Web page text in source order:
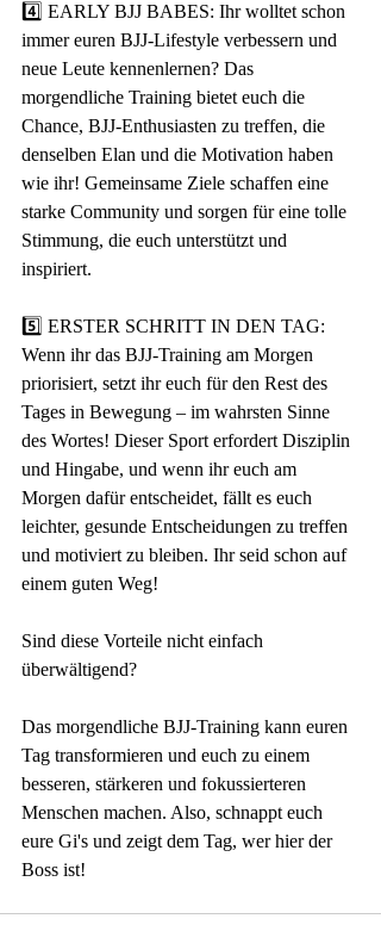
4️⃣ EARLY BJJ BABES: Ihr wolltet schon
immer euren BJJ-Lifestyle verbessern und
neue Leute kennenlernen? Das
morgendliche Training bietet euch die
Chance, BJJ-Enthusiasten zu treffen, die
denselben Elan und die Motivation haben
wie ihr! Gemeinsame Ziele schaffen eine
starke Community und sorgen für eine tolle
Stimmung, die euch unterstützt und
inspiriert.
5️⃣ ERSTER SCHRITT IN DEN TAG:
Wenn ihr das BJJ-Training am Morgen
priorisiert, setzt ihr euch für den Rest des
Tages in Bewegung – im wahrsten Sinne
des Wortes! Dieser Sport erfordert Disziplin
und Hingabe, und wenn ihr euch am
Morgen dafür entscheidet, fällt es euch
leichter, gesunde Entscheidungen zu treffen
und motiviert zu bleiben. Ihr seid schon auf
einem guten Weg!
Sind diese Vorteile nicht einfach
überwältigend?
Das morgendliche BJJ-Training kann euren
Tag transformieren und euch zu einem
besseren, stärkeren und fokussierteren
Menschen machen. Also, schnappt euch
eure Gi's und zeigt dem Tag, wer hier der
Boss ist!